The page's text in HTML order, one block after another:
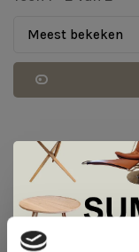
Meest bekeken